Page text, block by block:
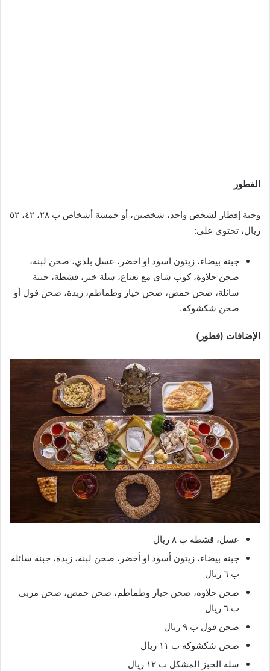
الفطور
وجبة إفطار لشخص واحد، شخصين، أو خمسة أشخاص ب ٢٨، ٤٢، ٥٢
ريال، تحتوي على:
جبنة بيضاء، زيتون اسود او اخضر، عسل بلدي، صحن لبنة،
صحن حلاوة، كوب شاي مع نعناع، سلة خبز، قشطة، جبنة
سائلة، صحن حمص، صحن خيار وطماطم، زبدة، صحن فول أو
صحن شكشوكة.
الإضافات (فطور)
عسل، قشطة ب ٨ ريال
جبنة بيضاء، زيتون أسود او أخضر، صحن لبنة، زبدة، جبنة سائلة
ب ٦ ريال
صحن حلاوة، صحن خيار وطماطم، صحن حمص، صحن مربى
ب ٦ ريال
صحن فول ب ٩ ريال
صحن شكشوكة ب ١١ ريال
سلة الخبز المشكل ب ١٢ ريال